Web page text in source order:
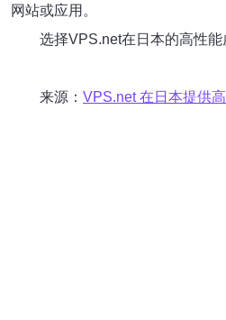
网站或应用。
选择VPS.net在日本的高性
来源： VPS.net 在日本提供